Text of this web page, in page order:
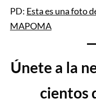
PD: Esta es una foto
MAPOMA
Únete a la
cientos